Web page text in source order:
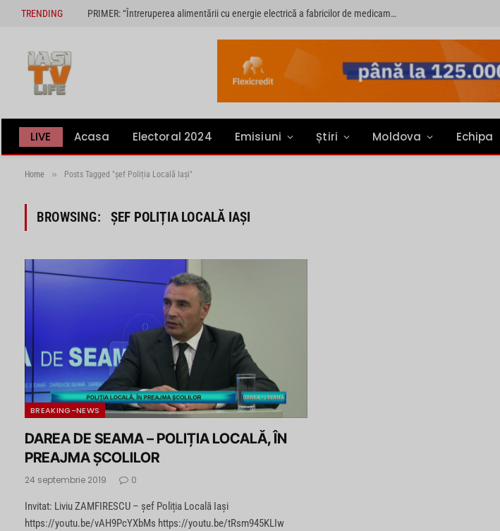
TRENDING PRIMER: “Întreruperea alimentării cu energie electrică a fabricilor de medicamente va pune în pericol accesul pacienților la medicamente esențiale”
LIVE Acasa Electoral 2024 Emisiuni Știri Moldova Echipa
Home » Posts Tagged "șef Poliția Locală Iași"
BROWSING: ȘEF POLIȚIA LOCALĂ IAȘI
BREAKING-NEWS
DAREA DE SEAMA – POLIȚIA LOCALĂ, ÎN
PREAJMA ȘCOLILOR
24 septembrie 2019 0
Invitat: Liviu ZAMFIRESCU – șef Poliția Locală Iași
https://youtu.be/vAH9PcYXbMs https://youtu.be/tRsm945KLIw